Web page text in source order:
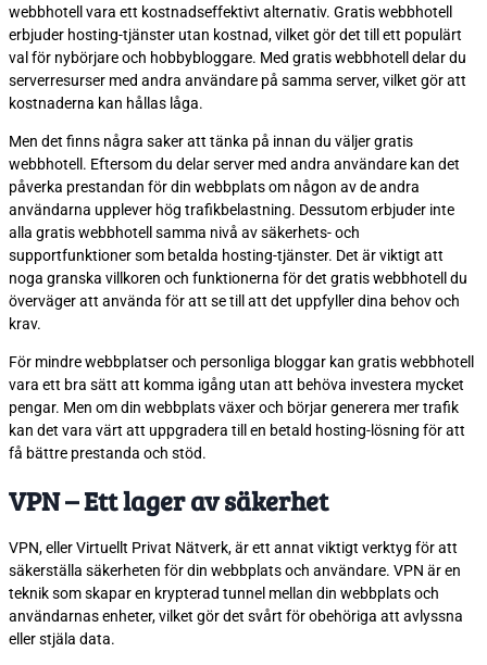
webbhotell vara ett kostnadseffektivt alternativ. Gratis webbhotell
erbjuder hosting-tjänster utan kostnad, vilket gör det till ett populärt
val för nybörjare och hobbybloggare. Med gratis webbhotell delar du
serverresurser med andra användare på samma server, vilket gör att
kostnaderna kan hållas låga.
Men det finns några saker att tänka på innan du väljer gratis
webbhotell. Eftersom du delar server med andra användare kan det
påverka prestandan för din webbplats om någon av de andra
användarna upplever hög trafikbelastning. Dessutom erbjuder inte
alla gratis webbhotell samma nivå av säkerhets- och
supportfunktioner som betalda hosting-tjänster. Det är viktigt att
noga granska villkoren och funktionerna för det gratis webbhotell du
överväger att använda för att se till att det uppfyller dina behov och
krav.
För mindre webbplatser och personliga bloggar kan gratis webbhotell
vara ett bra sätt att komma igång utan att behöva investera mycket
pengar. Men om din webbplats växer och börjar generera mer trafik
kan det vara värt att uppgradera till en betald hosting-lösning för att
få bättre prestanda och stöd.
VPN – Ett lager av säkerhet
VPN, eller Virtuellt Privat Nätverk, är ett annat viktigt verktyg för att
säkerställa säkerheten för din webbplats och användare. VPN är en
teknik som skapar en krypterad tunnel mellan din webbplats och
användarnas enheter, vilket gör det svårt för obehöriga att avlyssna
eller stjäla data.